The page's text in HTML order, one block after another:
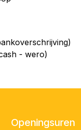
- wero)
Openingsuren